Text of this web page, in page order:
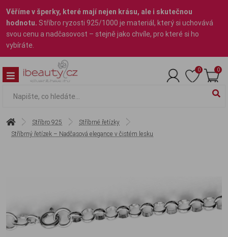
Věříme v šperky, které mají nejen krásu, ale i skutečnou
hodnotu. Stříbro ryzosti 925/1000 je materiál, který si uchovává
svou cenu a nadčasovost – stejně jako chvíle, pro které si ho
vybíráte.
0 0
Stříbro 925
Stříbrné řetízky
Stříbrný řetízek – Nadčasová elegance v čistém lesku